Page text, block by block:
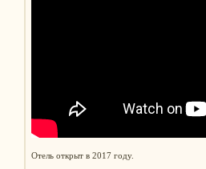
Отель открыт в 2017 году.